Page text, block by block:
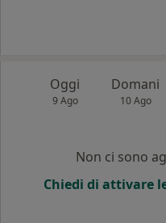
Oggi
9 Ago
Domani
10 Ago
Non ci sono
Chiedi di attivare